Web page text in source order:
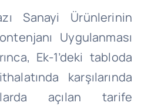
Sanayi Ürünlerinin
Uygulanması
Ek-1’deki tabloda
karşılarında
açılan tarife